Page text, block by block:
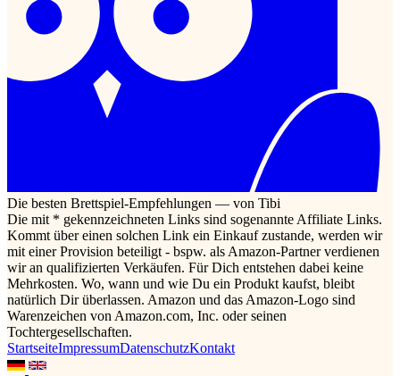
Die besten Brettspiel-Empfehlungen — von Tibi
Die mit * gekennzeichneten Links sind sogenannte Affiliate Links.
Kommt über einen solchen Link ein Einkauf zustande, werden wir
mit einer Provision beteiligt - bspw. als Amazon-Partner verdienen
wir an qualifizierten Verkäufen. Für Dich entstehen dabei keine
Mehrkosten. Wo, wann und wie Du ein Produkt kaufst, bleibt
natürlich Dir überlassen. Amazon und das Amazon-Logo sind
Warenzeichen von Amazon.com, Inc. oder seinen
Tochtergesellschaften.
StartseiteImpressumDatenschutzKontakt